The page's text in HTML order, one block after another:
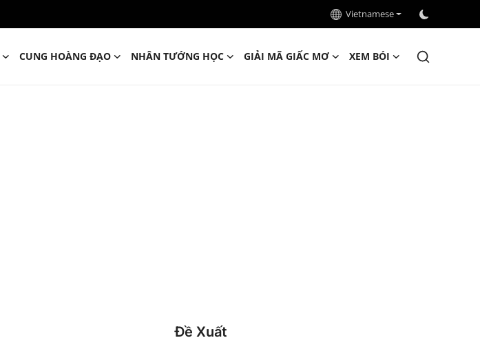
Vietnamese
CUNG HOÀNG ĐẠO NHÂN TƯỚNG HỌC GIẢI MÃ GIẤC MƠ XEM BÓI
Đề Xuất